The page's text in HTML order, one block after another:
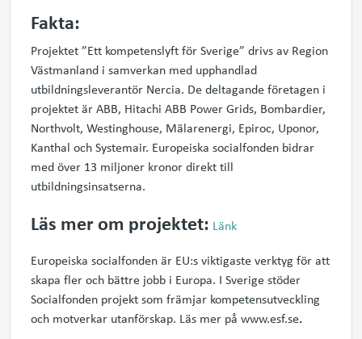
Fakta:
Projektet ”Ett kompetenslyft för Sverige” drivs av Region
Västmanland i samverkan med upphandlad
utbildningsleverantör Nercia. De deltagande företagen i
projektet är ABB, Hitachi ABB Power Grids, Bombardier,
Northvolt, Westinghouse, Mälarenergi, Epiroc, Uponor,
Kanthal och Systemair. Europeiska socialfonden bidrar
med över 13 miljoner kronor direkt till
utbildningsinsatserna.
Läs mer om projektet: Länk
Europeiska socialfonden är EU:s viktigaste verktyg för att
skapa fler och bättre jobb i Europa. I Sverige stöder
Socialfonden projekt som främjar kompetensutveckling
och motverkar utanförskap. Läs mer på www.esf.se.